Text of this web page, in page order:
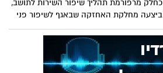
כחלק מרפורמת תהליך שיפור השירות לתושב,
ביצעה מחלקת האחזקה שבאגף לשיפור פני
העיר סקר להנגשת 325 תחנות האוטובוס,
שבאחריות הרשות המקומית. בסיום הסקר
התקבל דו"ח מפורט לגבי התחנות בהן נדרש
לבצע הנגשה